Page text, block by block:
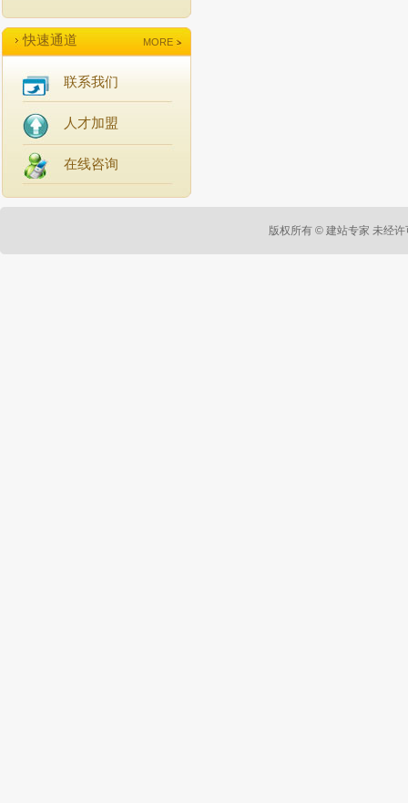
MORE
快速通道
联系我们
人才加盟
在线咨询
版权所有 © 建站专家 未经